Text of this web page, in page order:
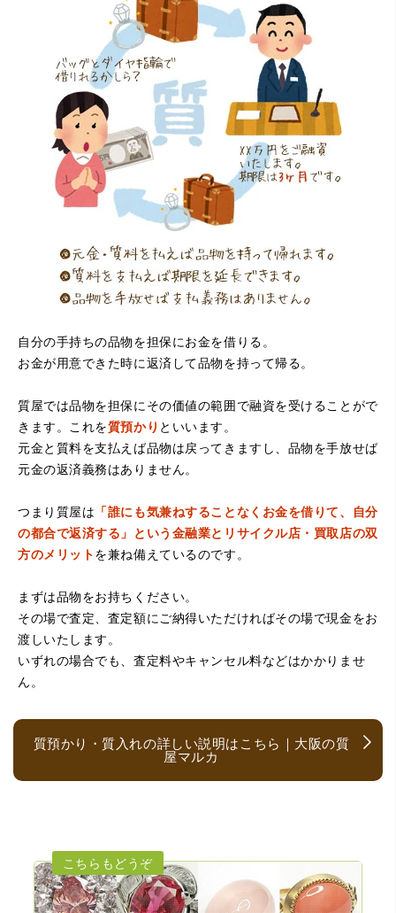
（大阪府寝屋川市）質屋さんは初めてて不安でしたが、他
店買い取りより高く思っていた以上の金額で大満足です。
説明もわかりやすく、優しい話し方の対応でとても良かっ
たです。
（大阪府堺市）電話対応の時からとても感じが良くて来店
でお世話になろうと思いました。ありがとうございまし
た。
（京都府亀岡市）他店舗にも行きましたが、対応の方があ
まりお売りしたくないと思ったので、やめました。こちら
は電話対応からも誠実な印象でしたので、こちらでお売り
しようと思っておりました。この度はありがとうございま
す。
（大阪府大阪市）とても宝石に詳しく、また中古市場の仕
組みもお教えいただけ嬉しかったです。鑑別も素早く驚き
ました。宜しくお願いいたします。(楽器等、様々なジャン
ルに詳しいの流石の一言に尽きます)
自分の手持ちの品物を担保にお金を借りる。
お金が用意できた時に返済して品物を持って帰る。
質屋では品物を担保にその価値の範囲で融資を受けることがで
きます。これを質預かり といいます。
元金と質料を支払えば品物は戻ってきますし、品物を手放せば
元金の返済義務はありません。
つまり質屋は 「誰にも気兼ねすることなくお金を借りて、自分
の都合で返済する」という金融業とリサイクル店・買取店の双
方のメリットを兼ね備えているのです。
まずは品物をお持ちください。
その場で査定、査定額にご納得いただければその場で現金をお
渡しいたします。
いずれの場合でも、査定料やキャンセル料などはかかりませ
ん。
質預かり・質入れの詳しい説明はこちら｜大阪の質
屋マルカ